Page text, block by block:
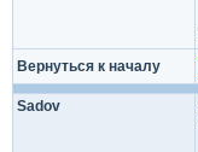
Вернуться к началу
Sadov